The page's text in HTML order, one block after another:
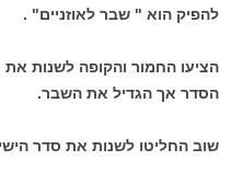
להפיק הוא " שבר לאוזניים" .
הציעו החמור והקופה לשנות את
הסדר אך הגדיל את השבר.
שוב החליטו לשנות את סדר